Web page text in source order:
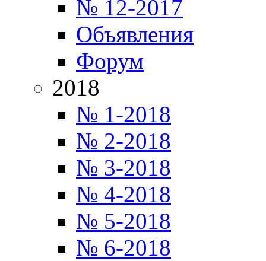
№ 12-2017
Объявления
Форум
2018
№ 1-2018
№ 2-2018
№ 3-2018
№ 4-2018
№ 5-2018
№ 6-2018